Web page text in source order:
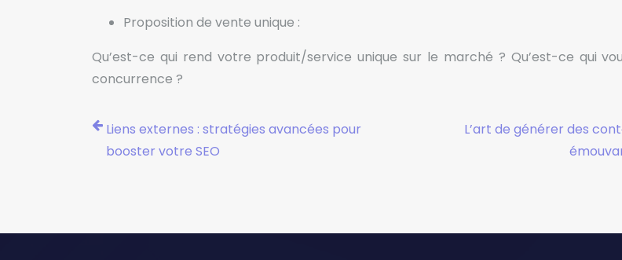
Proposition de vente unique :
Qu’est-ce qui rend votre produit/service unique sur le marché ? Qu’est-ce qui
concurrence ?
Liens externes : stratégies avancées pour
booster votre SEO
L’art de générer des